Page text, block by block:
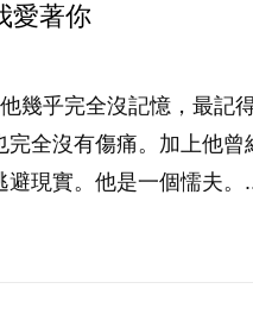
愛著你
幾乎完全沒記憶，最記
全沒有傷痛。加上他曾
現實。他是一個懦夫。